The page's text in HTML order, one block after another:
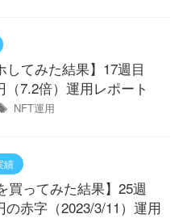
してみた結果】17週目
（7.2倍）運用レポート
NFT運用
績
買ってみた結果】25週
の赤字（2023/3/11）運用